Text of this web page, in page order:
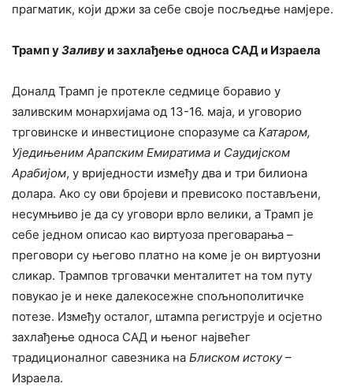
прагматик, који држи за себе своје посљедње намјере.
Трамп уЗаливуи захлађење односа САД и Израела
Доналд Трамп је протекле седмице боравио у
заливским монархијама од 13-16. маја, и уговорио
трговинске и инвестиционе споразуме са Катаром,
Уједињеним Арапским Емиратима и Саудијском
Арабијом, у вриједности између два и три билиона
долара. Ако су ови бројеви и превисоко постављени,
несумњиво је да су уговори врло велики, а Трамп је
себе једном описао као виртуоза преговарања –
преговори су његово платно на коме је он виртуозни
сликар. Трампов трговачки менталитет на том путу
повукао је и неке далекосежне спољнополитичке
потезе. Између осталог, штампа региструје и осјетно
захлађење односа САД и њеног највећег
традиционалног савезника на Блиском истоку–
Израела.